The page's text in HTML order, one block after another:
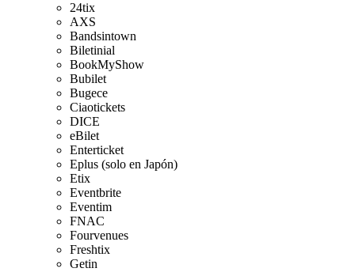
24tix
AXS
Bandsintown
Biletinial
BookMyShow
Bubilet
Bugece
Ciaotickets
DICE
eBilet
Enterticket
Eplus (solo en Japón)
Etix
Eventbrite
Eventim
FNAC
Fourvenues
Freshtix
Getin